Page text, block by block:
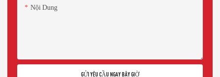
Nội Dung
GỬI YÊU CẦU NGAY BÂY GIỜ